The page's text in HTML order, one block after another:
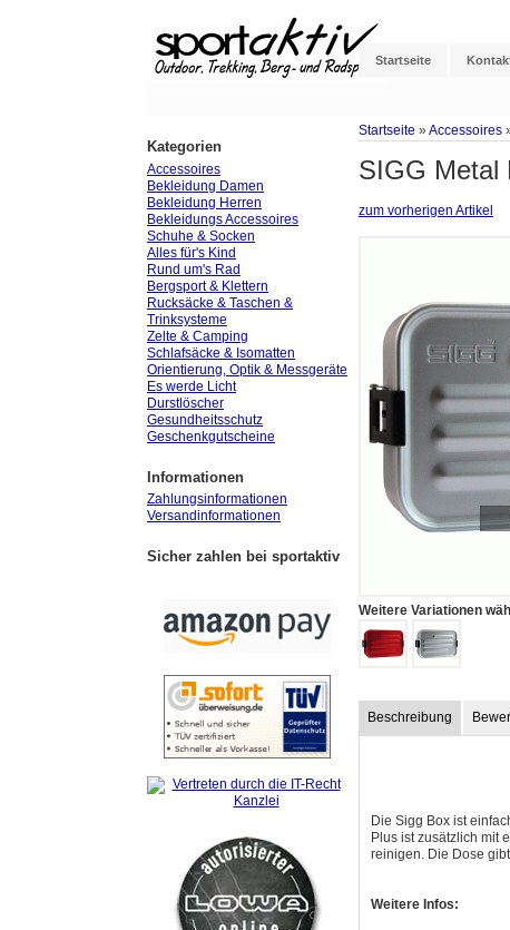
Startseite
Startseite » Accessoires
SIGG Metal
zum vorherigen Artikel
Weitere Variationen
Beschreibung
Die Sigg Box ist
Plus ist zusätzlich mit
reinigen. Die Dose
Weitere Infos:
Kategorien
Accessoires
Bekleidung Damen
Bekleidung Herren
Bekleidungs Accessoires
Schuhe & Socken
Alles für's Kind
Rund um's Rad
Bergsport & Klettern
Rucksäcke & Taschen &
Trinksysteme
Zelte & Camping
Schlafsäcke & Isomatten
Orientierung, Optik & Messgeräte
Es werde Licht
Durstlöscher
Gesundheitsschutz
Geschenkgutscheine
Informationen
Zahlungsinformationen
Versandinformationen
Sicher zahlen bei sportaktiv